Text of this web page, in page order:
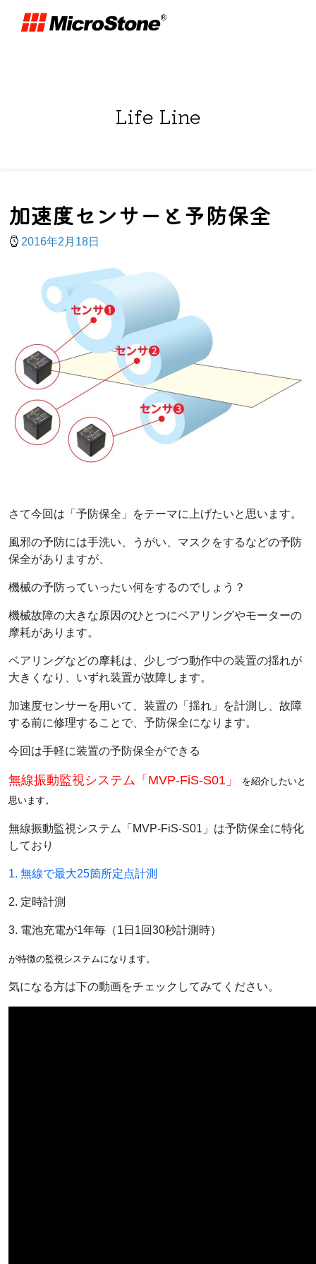
Life Line
加速度センサーと予防保全
2016年2月18日
さて今回は「予防保全」をテーマに上げたいと思います。
風邪の予防には手洗い、うがい、マスクをするなどの予防
保全がありますが、
機械の予防っていったい何をするのでしょう？
機械故障の大きな原因のひとつにベアリングやモーターの
摩耗があります。
ベアリングなどの摩耗は、少しづつ動作中の装置の揺れが
大きくなり、いずれ装置が故障します。
加速度センサーを用いて、装置の「揺れ」を計測し、故障
する前に修理することで、予防保全になります。
今回は手軽に装置の予防保全ができる
無線振動監視システム「MVP-FiS-S01」
を紹介したいと
思います。
無線振動監視システム「MVP-FiS-S01」は予防保全に特化
しており
1. 無線で最大25箇所定点計測
2. 定時計測
3. 電池充電が1年毎（1日1回30秒計測時）
が特徴の監視システムになります。
気になる方は下の動画をチェックしてみてください。